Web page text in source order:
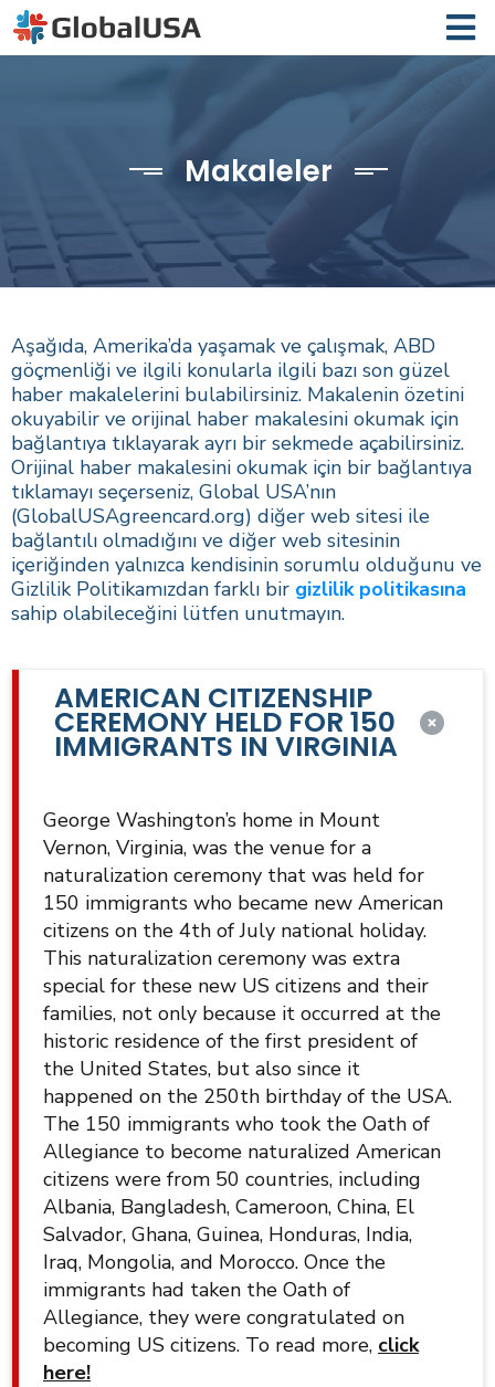
Makaleler
Aşağıda, Amerika’da yaşamak ve çalışmak, ABD
göçmenliği ve ilgili konularla ilgili bazı son güzel
haber makalelerini bulabilirsiniz. Makalenin özetini
okuyabilir ve orijinal haber makalesini okumak için
bağlantıya tıklayarak ayrı bir sekmede açabilirsiniz.
Orijinal haber makalesini okumak için bir bağlantıya
tıklamayı seçerseniz, Global USA’nın
(GlobalUSAgreencard.org) diğer web sitesi ile
bağlantılı olmadığını ve diğer web sitesinin
içeriğinden yalnızca kendisinin sorumlu olduğunu ve
Gizlilik Politikamızdan farklı bir gizlilik politikasına
sahip olabileceğini lütfen unutmayın.
AMERICAN CITIZENSHIP
CEREMONY HELD FOR 150
IMMIGRANTS IN VIRGINIA
George Washington’s home in Mount
Vernon, Virginia, was the venue for a
naturalization ceremony that was held for
150 immigrants who became new American
citizens on the 4th of July national holiday.
This naturalization ceremony was extra
special for these new US citizens and their
families, not only because it occurred at the
historic residence of the first president of
the United States, but also since it
happened on the 250th birthday of the USA.
The 150 immigrants who took the Oath of
Allegiance to become naturalized American
citizens were from 50 countries, including
Albania, Bangladesh, Cameroon, China, El
Salvador, Ghana, Guinea, Honduras, India,
Iraq, Mongolia, and Morocco. Once the
immigrants had taken the Oath of
Allegiance, they were congratulated on
becoming US citizens. To read more, click
here!